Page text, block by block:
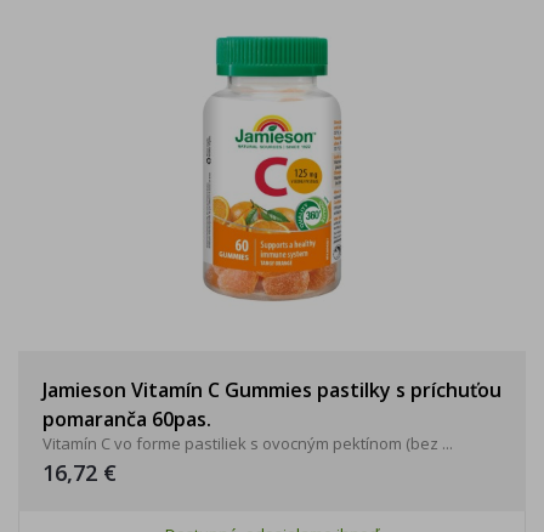
Jamieson Vitamín C Gummies pastilky s príchuťou
pomaranča 60pas.
Vitamín C vo forme pastiliek s ovocným pektínom (bez ...
16,72 €